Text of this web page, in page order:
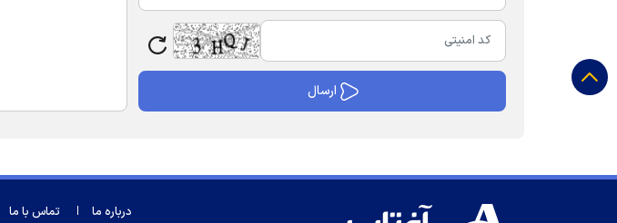
درباره ما تماس با ما